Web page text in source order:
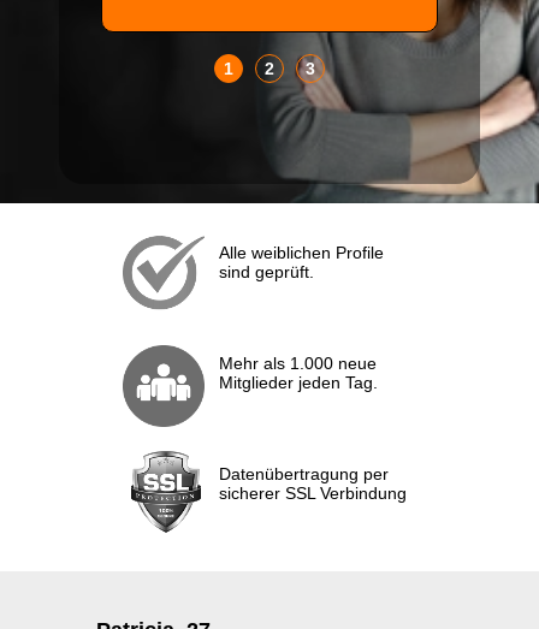
1 2 3
Alle weiblichen Profile
sind geprüft.
Mehr als 1.000 neue
Mitglieder jeden Tag.
Datenübertragung per
sicherer SSL Verbindung